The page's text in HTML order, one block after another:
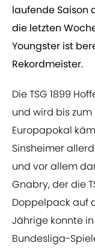
laufende Saison
die letzten
Youngster ist
Rekordmeister.
Die TSG 1899
und wird bis
Europapokal
Sinsheimer
und vor allem
Gnabry, der die
Doppelpack auf
Jährige konnte
Bundesliga-